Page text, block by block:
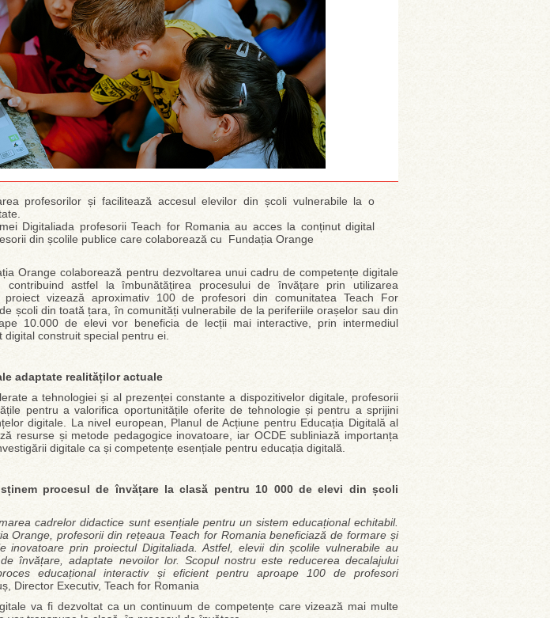
profesorilor și facilitează accesul elevilor din școli vulnerabile la o
Digitaliada profesorii Teach for Romania au acces la conținut digital
din școlile publice care colaborează cu Fundația Orange
Orange colaborează pentru dezvoltarea unui cadru de competențe digitale
contribuind astfel la îmbunătățirea procesului de învățare prin utilizarea
proiect vizează aproximativ 100 de profesori din comunitatea Teach For
școli din toată țara, în comunități vulnerabile de la periferiile orașelor sau din
10.000 de elevi vor beneficia de lecții mai interactive, prin intermediul
digital construit special pentru ei.
adaptate realităților actuale
a tehnologiei și al prezenței constante a dispozitivelor digitale, profesorii
pentru a valorifica oportunitățile oferite de tehnologie și pentru a sprijini
digitale. La nivel european, Planul de Acțiune pentru Educația Digitală al
resurse și metode pedagogice inovatoare, iar OCDE subliniază importanța
digitale ca și competențe esențiale pentru educația digitală.
procesul de învățare la clasă pentru 10 000 de elevi din școli
cadrelor didactice sunt esențiale pentru un sistem educațional echitabil.
Orange, profesorii din rețeaua Teach for Romania beneficiază de formare și
inovatoare prin proiectul Digitaliada. Astfel, elevii din școlile vulnerabile au
învățare, adaptate nevoilor lor. Scopul nostru este reducerea decalajului
educațional interactiv și eficient pentru aproape 100 de profesori
Director Executiv, Teach for Romania
va fi dezvoltat ca un continuum de competențe care vizează mai multe